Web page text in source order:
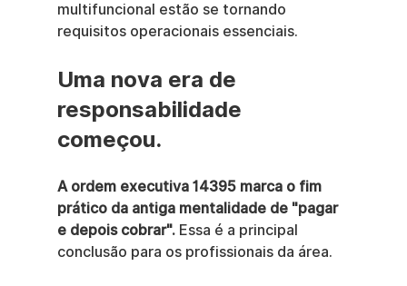
multifuncional estão se tornando
requisitos operacionais essenciais.
Uma nova era de
responsabilidade
começou.
A ordem executiva 14395 marca o fim
prático da antiga mentalidade de "pagar
e depois cobrar". Essa é a principal
conclusão para os profissionais da área.